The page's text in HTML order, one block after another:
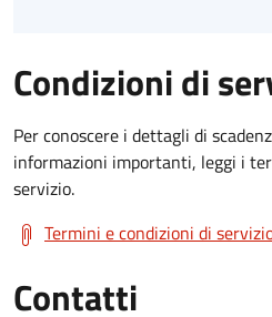
Condizioni di
Per conoscere i dettagli di
informazioni importanti, leggi i
servizio.
Termini e condizioni di
Contatti